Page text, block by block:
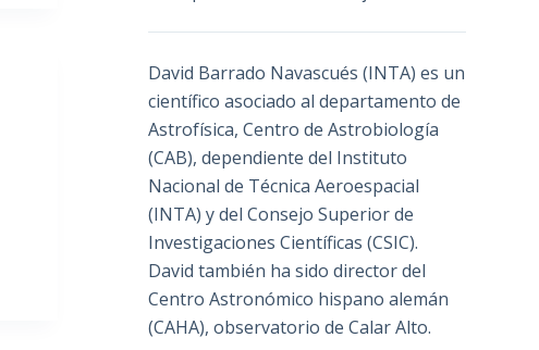
David Barrado Navascués (INTA) es un
científico asociado al departamento de
Astrofísica, Centro de Astrobiología
(CAB), dependiente del Instituto
Nacional de Técnica Aeroespacial
(INTA) y del Consejo Superior de
Investigaciones Científicas (CSIC).
David también ha sido director del
Centro Astronómico hispano alemán
(CAHA), observatorio de Calar Alto.